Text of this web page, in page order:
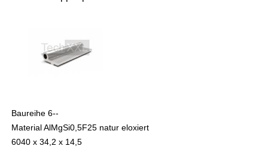
Baureihe 6--
Material AlMgSi0,5F25 natur eloxiert
6040 x 34,2 x 14,5